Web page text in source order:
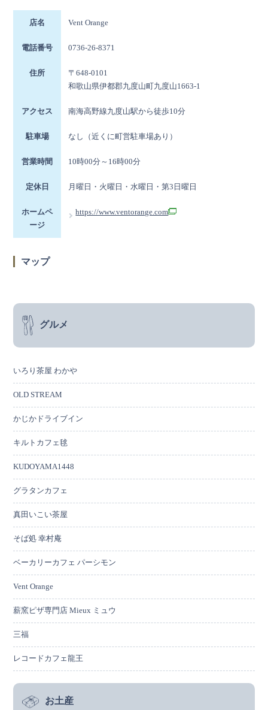
店名 Vent Orange
電話番号 0736-26-8371
住所
〒648-0101
和歌山県伊都郡九度山町九度山1663-1
アクセス 南海高野線九度山駅から徒歩10分
駐車場 なし（近くに町営駐車場あり）
営業時間 10時00分～16時00分
定休日 月曜日・火曜日・水曜日・第3日曜日
ホームペ
ージ
https://www.ventorange.com
マップ
グルメ
いろり茶屋 わかや
OLD STREAM
かじかドライブイン
キルトカフェ毬
KUDOYAMA1448
グラタンカフェ
真田いこい茶屋
そば処 幸村庵
ベーカリーカフェ パーシモン
Vent Orange
薪窯ピザ専門店 Mieux ミュウ
三福
レコードカフェ龍王
お土産